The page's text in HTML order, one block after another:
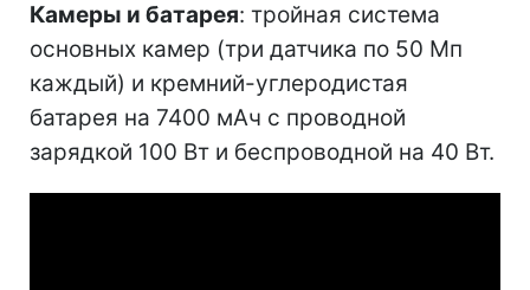
Камеры и батарея: тройная система
основных камер (три датчика по 50 Мп
каждый) и кремний-углеродистая
батарея на 7400 мАч с проводной
зарядкой 100 Вт и беспроводной на 40 Вт.